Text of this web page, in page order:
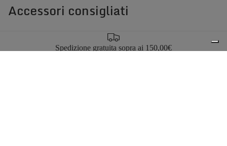
Accessori consigliati
Spedizione gratuita sopra ai 150,00€